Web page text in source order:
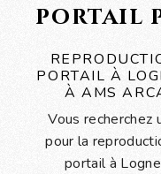
portail
PORTAIL À
À AMS
Vous recherchez
pour la
portail à